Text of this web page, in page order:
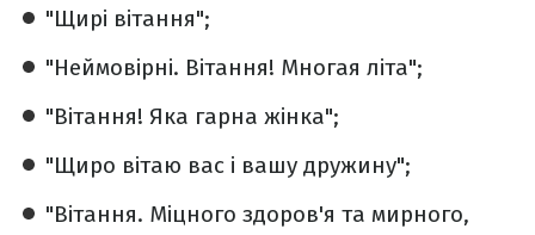
"Щирі вітання";
"Неймовірні. Вітання! Многая літа";
"Вітання! Яка гарна жінка";
"Щиро вітаю вас і вашу дружину";
"Вітання. Міцного здоров'я та мирного,